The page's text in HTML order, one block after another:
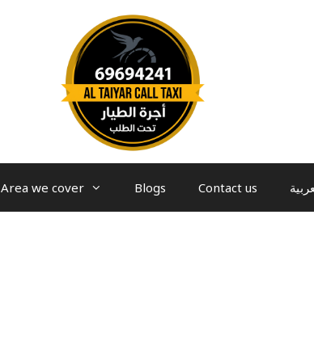
Area we cover Blogs Contact us